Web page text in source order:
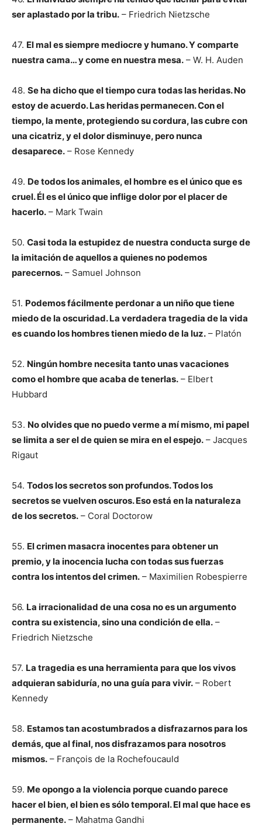
ser aplastado por la tribu. – Friedrich Nietzsche
47. El mal es siempre mediocre y humano. Y comparte
nuestra cama… y come en nuestra mesa. – W. H. Auden
48. Se ha dicho que el tiempo cura todas las heridas. No
estoy de acuerdo. Las heridas permanecen. Con el
tiempo, la mente, protegiendo su cordura, las cubre con
una cicatriz, y el dolor disminuye, pero nunca
desaparece. – Rose Kennedy
49. De todos los animales, el hombre es el único que es
cruel. Él es el único que inflige dolor por el placer de
hacerlo. – Mark Twain
50. Casi toda la estupidez de nuestra conducta surge de
la imitación de aquellos a quienes no podemos
parecernos. – Samuel Johnson
51. Podemos fácilmente perdonar a un niño que tiene
miedo de la oscuridad. La verdadera tragedia de la vida
es cuando los hombres tienen miedo de la luz. – Platón
52. Ningún hombre necesita tanto unas vacaciones
como el hombre que acaba de tenerlas. – Elbert
Hubbard
53. No olvides que no puedo verme a mí mismo, mi papel
se limita a ser el de quien se mira en el espejo. – Jacques
Rigaut
54. Todos los secretos son profundos. Todos los
secretos se vuelven oscuros. Eso está en la naturaleza
de los secretos. – Coral Doctorow
55. El crimen masacra inocentes para obtener un
premio, y la inocencia lucha con todas sus fuerzas
contra los intentos del crimen. – Maximilien Robespierre
56. La irracionalidad de una cosa no es un argumento
contra su existencia, sino una condición de ella. –
Friedrich Nietzsche
57. La tragedia es una herramienta para que los vivos
adquieran sabiduría, no una guía para vivir. – Robert
Kennedy
58. Estamos tan acostumbrados a disfrazarnos para los
demás, que al final, nos disfrazamos para nosotros
mismos. – François de la Rochefoucauld
59. Me opongo a la violencia porque cuando parece
hacer el bien, el bien es sólo temporal. El mal que hace es
permanente. – Mahatma Gandhi